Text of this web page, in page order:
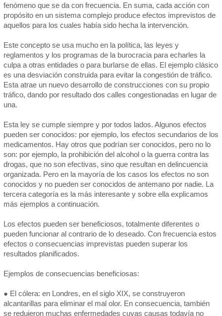
fenómeno que se da con frecuencia. En suma, cada acción con
propósito en un sistema complejo produce efectos imprevistos de
aquellos para los cuales había sido hecha la intervención.
Este concepto se usa mucho en la política, las leyes y
reglamentos y los programas de la burocracia para echarles la
culpa a otras entidades o para burlarse de ellas. El ejemplo clásico
es una desviación construida para evitar la congestión de tráfico.
Esta atrae un nuevo desarrollo de construcciones con su propio
tráfico, dando por resultado dos calles congestionadas en lugar de
una.
Esta ley se cumple siempre y por todos lados. Algunos efectos
pueden ser conocidos: por ejemplo, los efectos secundarios de los
medicamentos. Hay otros que podrían ser conocidos, pero no lo
son: por ejemplo, la prohibición del alcohol o la guerra contra las
drogas, que no son efectivas, sino que resultan en delincuencia
organizada. Pero en la mayoría de los casos los efectos no son
conocidos y no pueden ser conocidos de antemano por nadie. La
tercera categoría es la más interesante y sobre ella explicamos
más ejemplos a continuación.
Los efectos pueden ser beneficiosos, totalmente diferentes o
pueden funcionar al contrario de lo deseado. Con frecuencia estos
efectos o consecuencias imprevistas pueden superar los
resultados planificados.
Ejemplos de consecuencias beneficiosas:
● El cólera: en Londres, en el siglo XIX, se construyeron
alcantarillas para eliminar el mal olor. En consecuencia, también
se redujeron muchas enfermedades cuyas causas todavía no